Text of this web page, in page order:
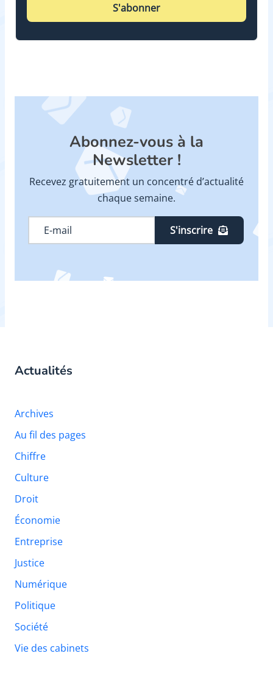
S'abonner
Abonnez-vous à la
Newsletter !
Recevez gratuitement un concentré d’actualité
chaque semaine.
S'inscrire
Actualités
Archives
Au fil des pages
Chiffre
Culture
Droit
Économie
Entreprise
Justice
Numérique
Politique
Société
Vie des cabinets